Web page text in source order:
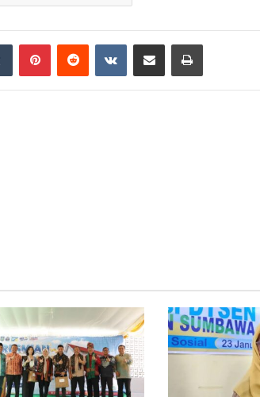
Tumblr PinterestReddit VKontakteBagikan Lewat Email Cetak